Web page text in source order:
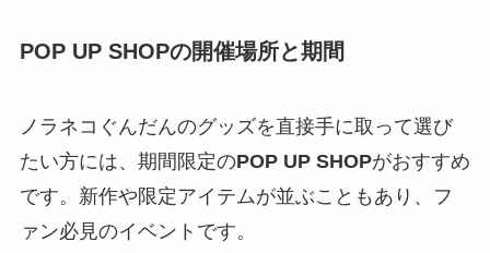
POP UP SHOPの開催場所と期間
ノラネコぐんだんのグッズを直接手に取って選び
たい方には、期間限定のPOP UP SHOPがおすすめ
です。新作や限定アイテムが並ぶこともあり、フ
ァン必見のイベントです。